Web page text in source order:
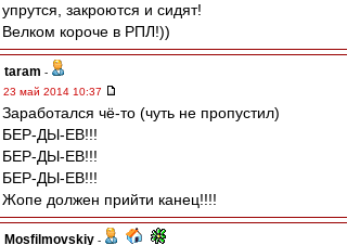
упрутся, закроются и сидят!
Велком короче в РПЛ!))
taram -
23 май 2014 10:37
Заработался чё-то (чуть не пропустил)
БЕР-ДЫ-ЕВ!!!
БЕР-ДЫ-ЕВ!!!
БЕР-ДЫ-ЕВ!!!
Жопе должен прийти канец!!!!
Mosfilmovskiy -